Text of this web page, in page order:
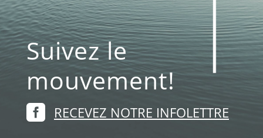
Suivez le
mouvement!
 RECEVEZ NOTRE INFOLETTRE